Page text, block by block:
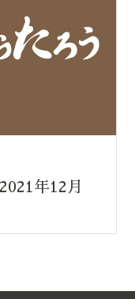
年12月